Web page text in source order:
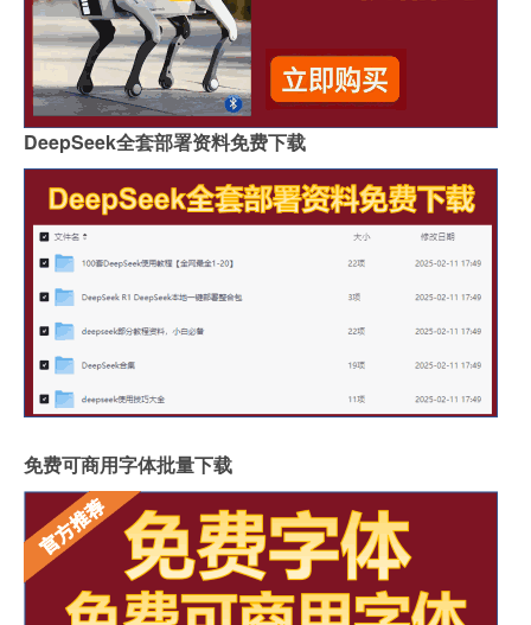
DeepSeek全套部署资料免费下载
免费可商用字体批量下载